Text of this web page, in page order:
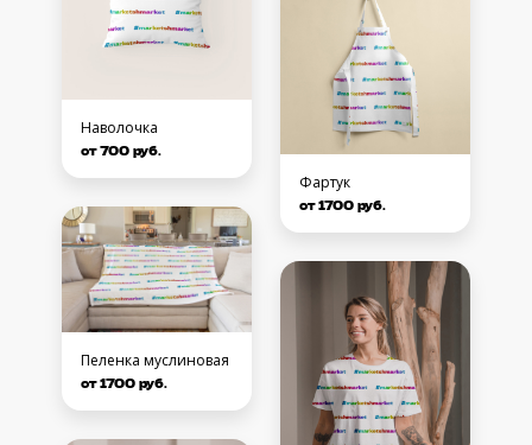
Наволочка
от 700 руб.
Пеленка муслиновая
от 1700 руб.
Фартук
от 1700 руб.